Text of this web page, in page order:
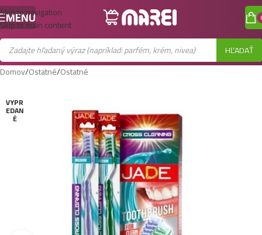
Skip to navigation
Skip to main content
MENU
HĽADAŤ
Domov/Ostatné/Ostatné
VYPR
EDAN
É